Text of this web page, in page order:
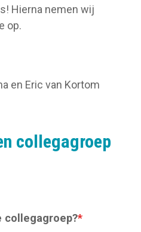
Hierna nemen wij
op.
en Eric van Kortom
collegagroep
collegagroep?*